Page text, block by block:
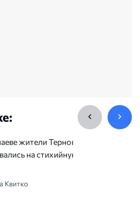
жители Терновки
на стихийную
Квитко